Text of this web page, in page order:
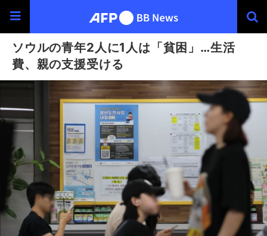
ソウルの青年2人に1人は「貧困」…生活
費、親の支援受ける